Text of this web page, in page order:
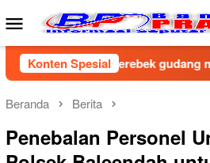
ke
Menu
Mobile
Konten Spesial
Bandung gerebek gudang
Beranda Berita
Penebalan Personel